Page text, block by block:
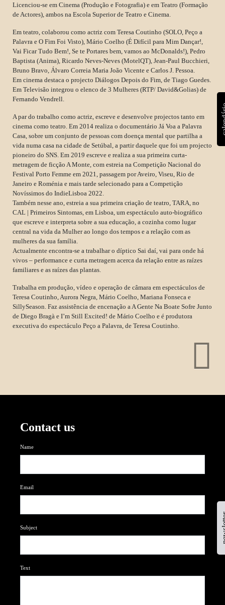
Licenciou-se em Cinema (Produção e Fotografia) e em Teatro (Formação
de Actores), ambos na Escola Superior de Teatro e Cinema.
Em teatro, colaborou como actriz com Teresa Coutinho (SOLO, Peço a
Palavra e O Fim Foi Visto), Mário Coelho (É Difícil para Mim Dançar!,
Vai Ficar Tudo Bem!, Se te Portares bem, vamos ao McDonalds!), Pedro
Baptista (Anima), Ricardo Neves-Neves (MotelQT), Jean-Paul Bucchieri,
Bruno Bravo, Álvaro Correia Maria João Vicente e Carlos J. Pessoa.
Em cinema destaca o projecto Diálogos Depois do Fim, de Tiago Guedes.
Em Televisão integrou o elenco de 3 Mulheres (RTP/ David&Golias) de
Fernando Vendrell.
A par do trabalho como actriz, escreve e desenvolve projectos tanto em
cinema como teatro. Em 2014 realiza o documentário Já Voa a Palavra
Casa, sobre um conjunto de pessoas com doença mental que partilha a
vida numa casa na cidade de Setúbal, a partir daquele que foi um projecto
pioneiro do SNS. Em 2019 escreve e realiza a sua primeira curta-
metragem de ficção A Monte, com estreia na Competição Nacional do
Festival Porto Femme em 2021, passagem por Aveiro, Viseu, Rio de
Janeiro e Roménia e mais tarde selecionado para a Competição
Novíssimos do IndieLisboa 2022.
Também nesse ano, estreia a sua primeira criação de teatro, TARA, no
CAL | Primeiros Sintomas, em Lisboa, um espectáculo auto-biográfico
que escreve e interpreta sobre a sua educação, a cozinha como lugar
central na vida da Mulher ao longo dos tempos e a relação com as
mulheres da sua família.
Actualmente encontra-se a trabalhar o díptico Sai daí, vai para onde há
vivos – performance e curta metragem acerca da relação entre as raízes
familiares e as raízes das plantas.
Trabalha em produção, vídeo e operação de câmara em espectáculos de
Teresa Coutinho, Aurora Negra, Mário Coelho, Mariana Fonseca e
SillySeason. Faz assistência de encenação a A Gente Na Boate Sofre Junto
de Diego Bragà e I’m Still Excited! de Mário Coelho e é produtora
executiva do espectáculo Peço a Palavra, de Teresa Coutinho.
Contact us
Name
Email
Subject
Text